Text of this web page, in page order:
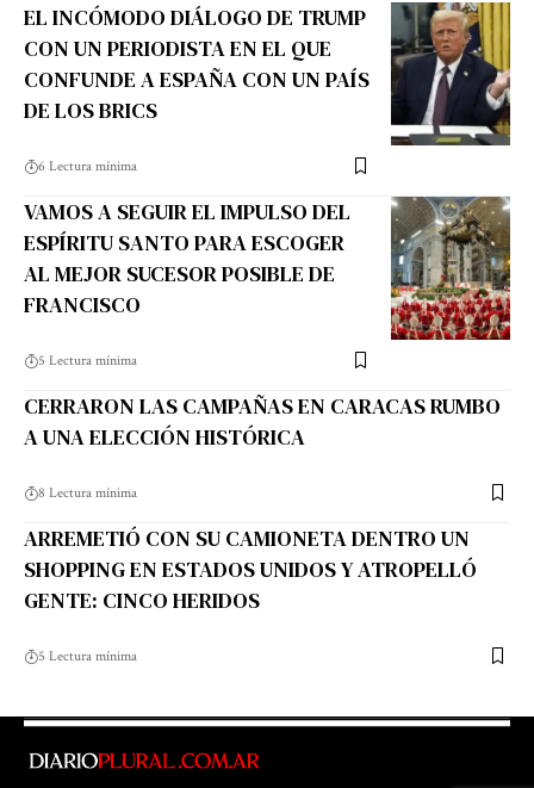
EL INCÓMODO DIÁLOGO DE TRUMP
CON UN PERIODISTA EN EL QUE
CONFUNDE A ESPAÑA CON UN PAÍS
DE LOS BRICS
6 Lectura mínima
VAMOS A SEGUIR EL IMPULSO DEL
ESPÍRITU SANTO PARA ESCOGER
AL MEJOR SUCESOR POSIBLE DE
FRANCISCO
5 Lectura mínima
CERRARON LAS CAMPAÑAS EN CARACAS RUMBO
A UNA ELECCIÓN HISTÓRICA
8 Lectura mínima
ARREMETIÓ CON SU CAMIONETA DENTRO UN
SHOPPING EN ESTADOS UNIDOS Y ATROPELLÓ
GENTE: CINCO HERIDOS
5 Lectura mínima